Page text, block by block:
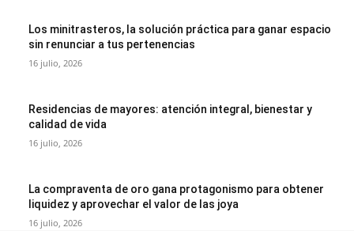
Los minitrasteros, la solución práctica para ganar espacio
sin renunciar a tus pertenencias
16 julio, 2026
Residencias de mayores: atención integral, bienestar y
calidad de vida
16 julio, 2026
La compraventa de oro gana protagonismo para obtener
liquidez y aprovechar el valor de las joya
16 julio, 2026